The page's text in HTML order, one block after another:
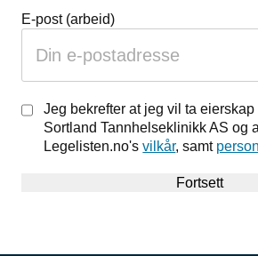
E-post (arbeid)
Jeg bekrefter at jeg vil ta eierskap
Sortland Tannhelseklinikk AS og
Legelisten.no'svilkår, samt